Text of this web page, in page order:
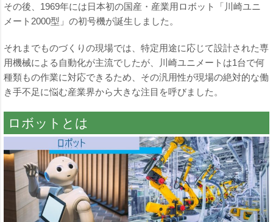
その後、1969年には日本初の国産・産業用ロボット「川崎ユニ
メート2000型」の初号機が誕生しました。
それまでものづくりの現場では、特定用途に応じて設計された専
用機械による自動化が主流でしたが、川崎ユニメートは1台で何
種類もの作業に対応できるため、その汎用性が現場の絶対的な働
き手不足に悩む産業界から大きな注目を呼びました。
ロボットとは